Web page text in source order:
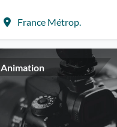
France Métrop.
Animation